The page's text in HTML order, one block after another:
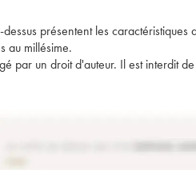
présentent les caractéristiques
au millésime.
par un droit d'auteur. Il est interdit